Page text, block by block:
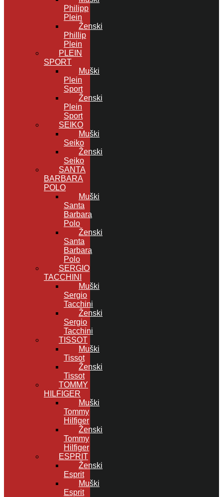
Philipp
Plein
Ženski
Phillip
Plein
PLEIN
SPORT
Muški
Plein
Sport
Ženski
Plein
Sport
SEIKO
Muški
Seiko
Ženski
Seiko
SANTA
BARBARA
POLO
Muški
Santa
Barbara
Polo
Ženski
Santa
Barbara
Polo
SERGIO
TACCHINI
Muški
Sergio
Tacchini
Ženski
Sergio
Tacchini
TISSOT
Muški
Tissot
Ženski
Tissot
TOMMY
HILFIGER
Muški
Tommy
Hilfiger
Ženski
Tommy
Hilfiger
ESPRIT
Ženski
Esprit
Muški
Esprit